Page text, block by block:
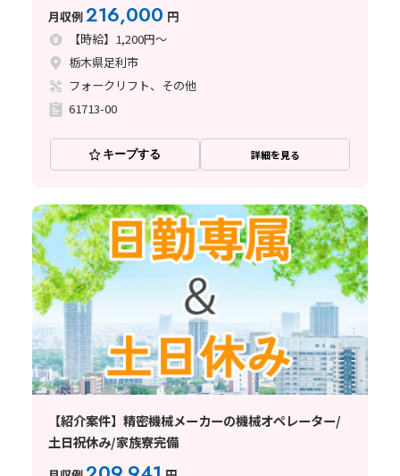
月収例216,000 円
【時給】1,200円～
栃木県足利市
フォークリフト、その他
61713-00
キープする 詳細を見る
【紹介案件】精密機械メーカーの機械オペレーター/
土日祝休み/家族寮完備